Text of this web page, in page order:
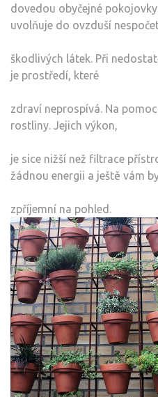
dovedou obyčejné
uvolňuje do ovzduší
škodlivých látek. Při
je prostředí, které
zdraví neprospívá. Na
rostliny. Jejich výkon,
je sice nižší než filtrace
žádnou energii a ještě vám
zpříjemní na pohled.